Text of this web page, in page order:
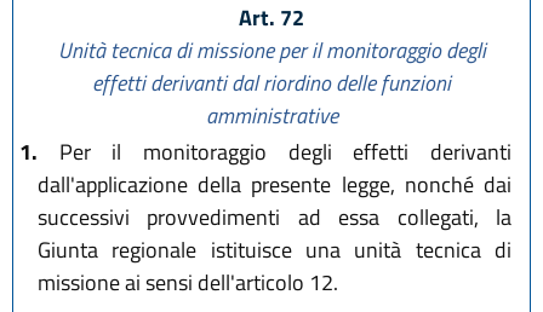
Art. 72
Unità tecnica di missione per il monitoraggio degli
effetti derivanti dal riordino delle funzioni
amministrative
1. Per il monitoraggio degli effetti derivanti
dall'applicazione della presente legge, nonché dai
successivi provvedimenti ad essa collegati, la
Giunta regionale istituisce una unità tecnica di
missione ai sensi dell'articolo 12.